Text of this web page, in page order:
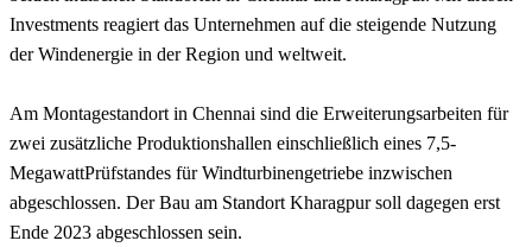
Investments reagiert das Unternehmen auf die steigende Nutzung
der Windenergie in der Region und weltweit.
Am Montagestandort in Chennai sind die Erweiterungsarbeiten für
zwei zusätzliche Produktionshallen einschließlich eines 7,5-
MegawattPrüfstandes für Windturbinengetriebe inzwischen
abgeschlossen. Der Bau am Standort Kharagpur soll dagegen erst
Ende 2023 abgeschlossen sein.